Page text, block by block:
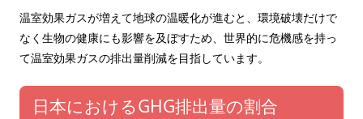
温室効果ガスが増えて地球の温暖化が進むと、環境破壊だけで
なく生物の健康にも影響を及ぼすため、世界的に危機感を持っ
て温室効果ガスの排出量削減を目指しています。
日本におけるGHG排出量の割合